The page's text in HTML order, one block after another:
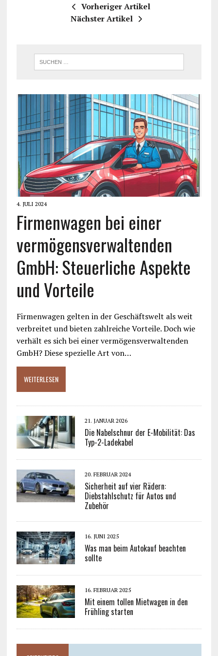
Vorheriger Artikel
Nächster Artikel
4. JULI 2024
Firmenwagen bei einer
vermögensverwaltenden
GmbH: Steuerliche Aspekte
und Vorteile
Firmenwagen gelten in der Geschäftswelt als weit
verbreitet und bieten zahlreiche Vorteile. Doch wie
verhält es sich bei einer vermögensverwaltenden
GmbH? Diese spezielle Art von…
WEITERLESEN
21. JANUAR 2026
Die Nabelschnur der E-Mobilität: Das
Typ-2-Ladekabel
20. FEBRUAR 2024
Sicherheit auf vier Rädern:
Diebstahlschutz für Autos und
Zubehör
16. JUNI 2025
Was man beim Autokauf beachten
sollte
16. FEBRUAR 2025
Mit einem tollen Mietwagen in den
Frühling starten